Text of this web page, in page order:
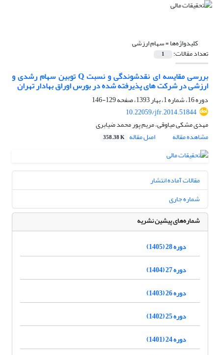
کلیدواژه‌ها =سهام ارزشی‏
تعداد مقالات: 1
بررسی مقایسه‏ ای نقد‏شوندگی و نسبت Q توبین سهام رشدی و
ارزشی در شرکت‏ های پذیرفته ‏شده در بورس اوراق بهادار تهران
دوره 16، شماره 1، بهار 1393، صفحه
129-146
10.22059/jfr.2014.51844
مهدی مشکی میاوقی، مریم پور محمد ضیابری
مشاهده مقاله
اصل مقاله 358.38 K
مقالات آماده انتشار
شماره جاری
شماره‌های پیشین نشریه
دوره 28 (1405)
دوره 27 (1404)
دوره 26 (1403)
دوره 25 (1402)
دوره 24 (1401)